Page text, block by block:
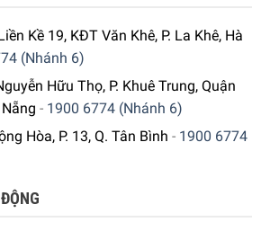
Kề 19, KĐT Văn Khê, P. La Khê, Hà
(Nhánh 6)
Hữu Thọ, P. Khuê Trung, Quận
- 1900 6774 (Nhánh 6)
Hòa, P. 13, Q. Tân Bình - 1900 6774